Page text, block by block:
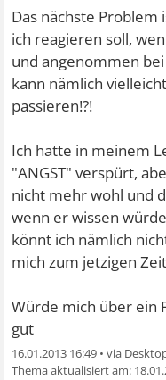
Das nächste
ich reagieren soll,
und angenommen
kann nämlich
passieren!?!
Ich hatte in meinem
"ANGST" verspürt,
nicht mehr wohl und
wenn er wissen
könnt ich nämlich
mich zum jetzigen
Würde mich über ein
gut
16.01.2013 16:49 •